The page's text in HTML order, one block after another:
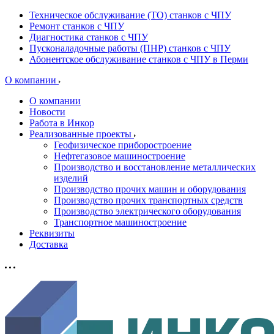
Техническое обслуживание (ТО) станков с ЧПУ
Ремонт станков с ЧПУ
Диагностика станков с ЧПУ
Пусконаладочные работы (ПНР) станков с ЧПУ
Абонентское обслуживание станков с ЧПУ в Перми
О компании
О компании
Новости
Работа в Инкор
Реализованные проекты
Геофизическое приборостроение
Нефтегазовое машиностроение
Производство и восстановление металлических
изделий
Производство прочих машин и оборудования
Производство прочих транспортных средств
Производство электрического оборудования
Транспортное машиностроение
Реквизиты
Доставка